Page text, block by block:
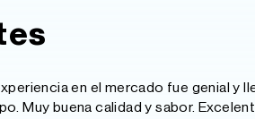
en el mercado fue genial y
Muy buena calidad y sabor.